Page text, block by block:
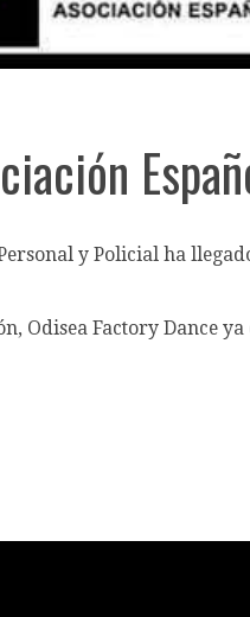
y Policial ha
Odisea Factory Dance